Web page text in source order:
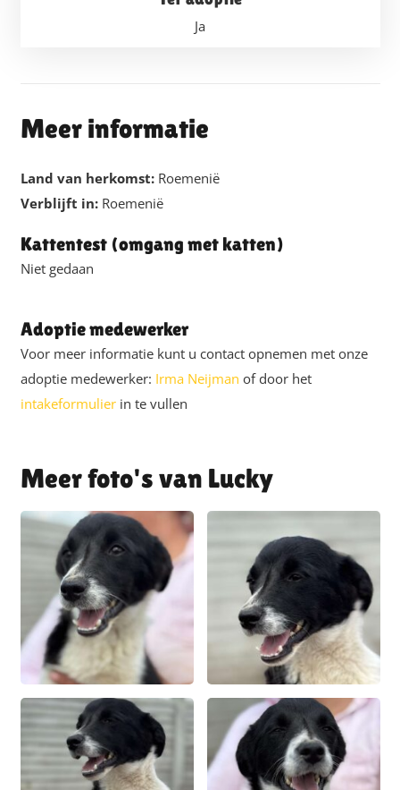
Ja
Meer informatie
Land van herkomst: Roemenië
Verblijft in: Roemenië
Kattentest (omgang met katten)
Niet gedaan
Adoptie medewerker
Voor meer informatie kunt u contact opnemen met onze
adoptie medewerker: Irma Neijman of door het
intakeformulierin te vullen
Lucky